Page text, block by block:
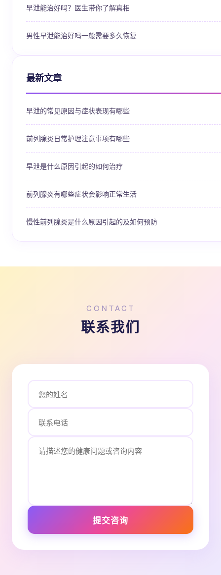
早泄能治好吗？医生带你了解真相
男性早泄能治好吗一般需要多久恢复
最新文章
早泄的常见原因与症状表现有哪些
前列腺炎日常护理注意事项有哪些
早泄是什么原因引起的如何治疗
前列腺炎有哪些症状会影响正常生活
慢性前列腺炎是什么原因引起的及如何预防
CONTACT
联系我们
提交咨询